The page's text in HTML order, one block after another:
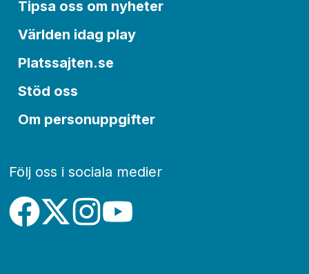
Tipsa oss om nyheter
Världen idag play
Platssajten.se
Stöd oss
Om personuppgifter
Följ oss i sociala medier